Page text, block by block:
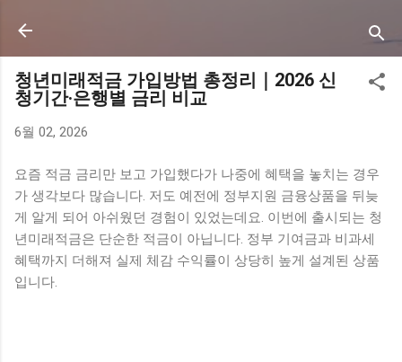
청년미래적금 가입방법 총정리｜2026 신
청기간·은행별 금리 비교
6월 02, 2026
요즘 적금 금리만 보고 가입했다가 나중에 혜택을 놓치는 경우
가 생각보다 많습니다. 저도 예전에 정부지원 금융상품을 뒤늦
게 알게 되어 아쉬웠던 경험이 있었는데요. 이번에 출시되는 청
년미래적금은 단순한 적금이 아닙니다. 정부 기여금과 비과세
혜택까지 더해져 실제 체감 수익률이 상당히 높게 설계된 상품
입니다.